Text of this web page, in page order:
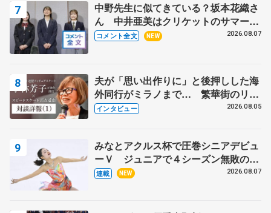
中野先生に似てきている？坂本花織さ
ん 中井亜美はクリケットのサマーキ
ャンプに 島田麻央はたくさん試合に
コメント全文 NEW 2026.08.07
夫が「思い出作りに」と後押しした海
外同行がミラノまで… 繁華街のリン
クでは不良のお兄さんも味方に 小林
インタビュー 2026.08.05
みなとアクルス杯で圧巻シニアデビュ
ーＶ ジュニアで４シーズン無敗の島
田麻央
連載 NEW 2026.08.07